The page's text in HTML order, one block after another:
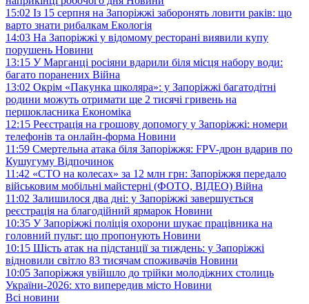
15:02 Із 15 серпня на Запоріжжі заборонять ловити раків: що
варто знати рибалкам Екологія
14:03 На Запоріжжі у відомому ресторані виявили купу
порушень Новини
13:15 У Марганці росіяни вдарили біля місця набору води:
багато поранених Війна
13:02 Окрім «Пакунка школяра»: у Запоріжжі багатодітні
родини можуть отримати ще 2 тисячі гривень на
першокласника Економіка
12:15 Реєстрація на грошову допомогу у Запоріжжі: номери
телефонів та онлайн-форма Новини
11:59 Смертельна атака біля Запоріжжя: FPV-дрон вдарив по
Кушугуму Відпочинок
11:42 «СТО на колесах» за 12 млн грн: Запоріжжя передало
військовим мобільні майстерні (ФОТО, ВІДЕО) Війна
11:02 Залишилося два дні: у Запоріжжі завершується
реєстрація на благодійний ярмарок Новини
10:35 У Запоріжжі поліція охорони шукає працівника на
головний пульт: що пропонують Новини
10:15 Шість атак на підстанції за тиждень: у Запоріжжі
відновили світло 83 тисячам споживачів Новини
10:05 Запоріжжя увійшло до трійки молодіжних столиць
України-2026: хто випередив місто Новини
Всі новини